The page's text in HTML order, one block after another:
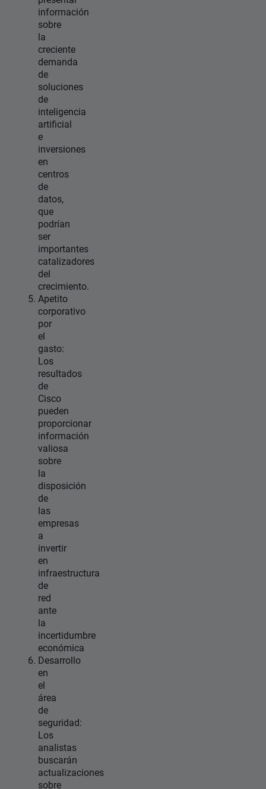
información
sobre
la
creciente
demanda
de
soluciones
de
inteligencia
artificial
e
inversiones
en
centros
de
datos,
que
podrían
ser
importantes
catalizadores
del
crecimiento.
Apetito
corporativo
por
el
gasto:
Los
resultados
de
Cisco
pueden
proporcionar
información
valiosa
sobre
la
disposición
de
las
empresas
a
invertir
en
infraestructura
de
red
ante
la
incertidumbre
económica
Desarrollo
en
el
área
de
seguridad:
Los
analistas
buscarán
actualizaciones
sobre